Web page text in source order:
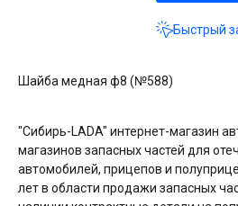
Быстрый
Шайба медная ф8 (№588)
"Сибирь-LADA" интернет-магазин
магазинов запасных частей для
автомобилей, прицепов и
лет в области продажи запасных